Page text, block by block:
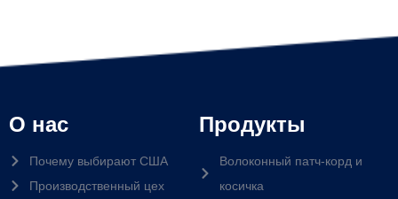
О нас
Почему выбирают США
Производственный цех
Продукты
Волоконный патч-корд и
косичка